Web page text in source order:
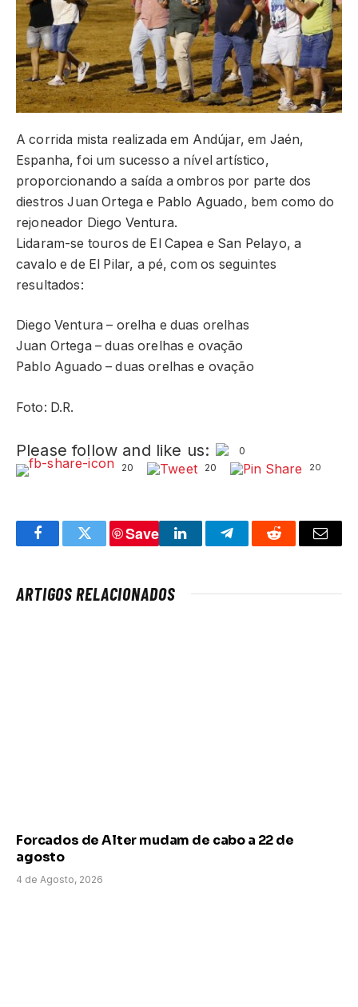
A corrida mista realizada em Andújar, em Jaén,
Espanha, foi um sucesso a nível artístico,
proporcionando a saída a ombros por parte dos
diestros Juan Ortega e Pablo Aguado, bem como do
rejoneador Diego Ventura.
Lidaram-se touros de El Capea e San Pelayo, a
cavalo e de El Pilar, a pé, com os seguintes
resultados:
Diego Ventura – orelha e duas orelhas
Juan Ortega – duas orelhas e ovação
Pablo Aguado – duas orelhas e ovação
Foto: D.R.
Please follow and like us:
0
20
20 20
FacebookTwitter
Save
LinkedInTelegramReddit Email
ARTIGOS RELACIONADOS
Forcados de Alter mudam de cabo a 22 de
agosto
4 de Agosto, 2026